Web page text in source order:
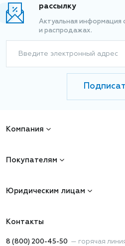
рассылку
Актуальная информация
и распродажах.
Введите электронный адрес
Компания
Покупателям
Юридическим лицам
Контакты
8 (800) 200-45-50 — горячая